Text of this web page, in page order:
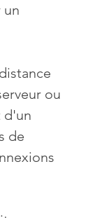
un
ou
d'un
de